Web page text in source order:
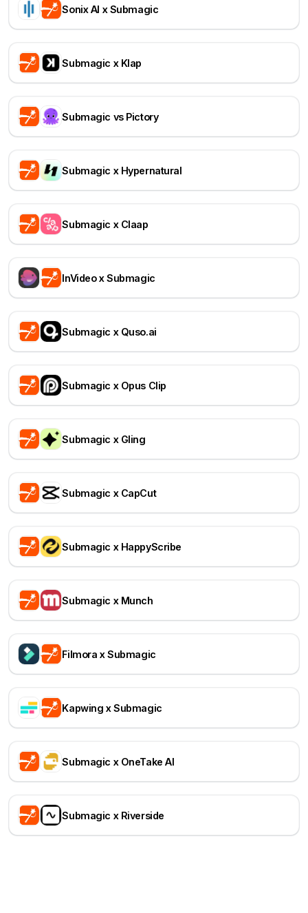
Sonix AI x Submagic
Submagic x Klap
Submagic vs Pictory
Submagic x Hypernatural
Submagic x Claap
InVideo x Submagic
Submagic x Quso.ai
Submagic x Opus Clip
Submagic x Gling
Submagic x CapCut
Submagic x HappyScribe
Submagic x Munch
Filmora x Submagic
Kapwing x Submagic
Submagic x OneTake AI
Submagic x Riverside